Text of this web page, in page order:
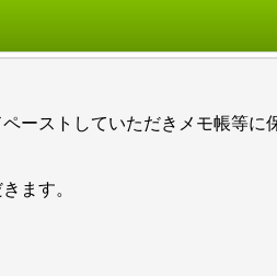
ーストしていただきメモ帳等に
ます。